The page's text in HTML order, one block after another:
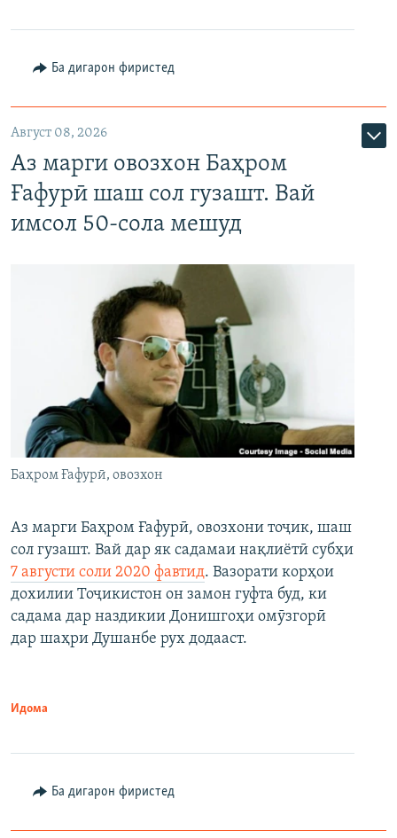
Ба дигарон фиристед
Август 08, 2026
Аз марги овозхон Баҳром
Ғафурӣ шаш сол гузашт. Вай
имсол 50-сола мешуд
Баҳром Ғафурӣ, овозхон
Аз марги Баҳром Ғафурӣ, овозхони тоҷик, шаш
сол гузашт. Вай дар як садамаи нақлиётӣ субҳи
7 августи соли 2020 фавтид. Вазорати корҳои
дохилии Тоҷикистон он замон гуфта буд, ки
садама дар наздикии Донишгоҳи омӯзгорӣ
дар шаҳри Душанбе рух додааст.
Идома
Ба дигарон фиристед